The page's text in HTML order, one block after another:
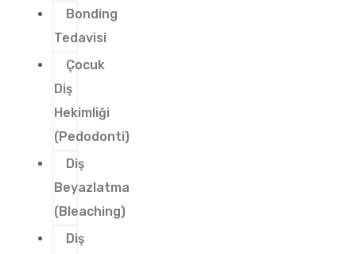
Bonding
Tedavisi
Çocuk
Diş
Hekimliği
(Pedodonti)
Diş
Beyazlatma
(Bleaching)
Diş